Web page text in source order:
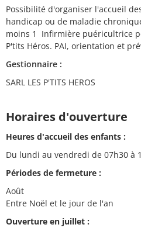
Possibilité d'organiser l'accueil
handicap ou de maladie
moins 1 Infirmière puéricultrice
P'tits Héros. PAI, orientation et
Gestionnaire :
SARL LES P'TITS HEROS
Horaires d'ouverture
Heures d'accueil des enfants :
Du lundi au vendredi de 07h30 à
Périodes de fermeture :
Août
Entre Noël et le jour de l'an
Ouverture en juillet :